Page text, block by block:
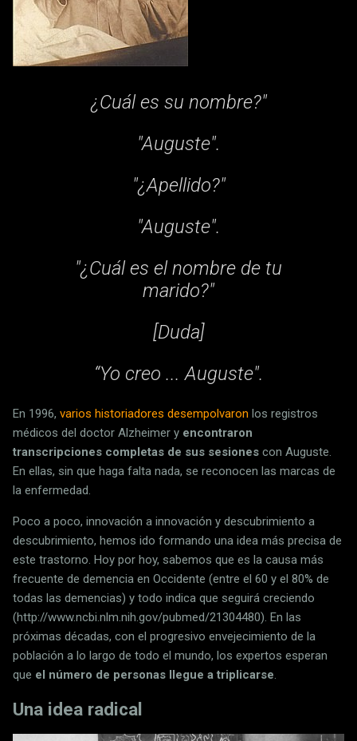
¿Cuál es su nombre?"
"Auguste".
"¿Apellido?"
"Auguste".
"¿Cuál es el nombre de tu
marido?"
[Duda]
“Yo creo ... Auguste".
En 1996, varios historiadores desempolvaron los registros
médicos del doctor Alzheimer y encontraron
transcripciones completas de sus sesiones con Auguste.
En ellas, sin que haga falta nada, se reconocen las marcas de
la enfermedad.
Poco a poco, innovación a innovación y descubrimiento a
descubrimiento, hemos ido formando una idea más precisa de
este trastorno. Hoy por hoy, sabemos que es la causa más
frecuente de demencia en Occidente (entre el 60 y el 80% de
todas las demencias) y todo indica que seguirá creciendo
(http://www.ncbi.nlm.nih.gov/pubmed/21304480). En las
próximas décadas, con el progresivo envejecimiento de la
población a lo largo de todo el mundo, los expertos esperan
que el número de personas llegue a triplicarse.
Una idea radical